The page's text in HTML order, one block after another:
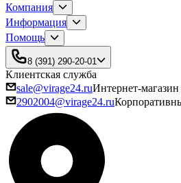
Компания
Информация
Помощь
8 (391) 290-20-01
Клиентская служба
sale@virage24.ruИнтернет-магазин
2902004@virage24.ru